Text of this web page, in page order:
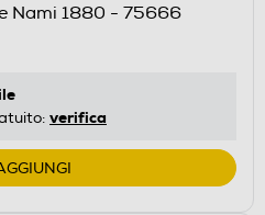
Nami 1880 - 75666
verifica